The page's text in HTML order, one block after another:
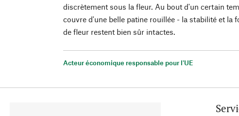
discrètement sous la fleur. Au bout d'un certain
couvre d'une belle patine rouillée - la stabilité et la
de fleur restent bien sûr intactes.
Acteur économique responsable pour l'UE